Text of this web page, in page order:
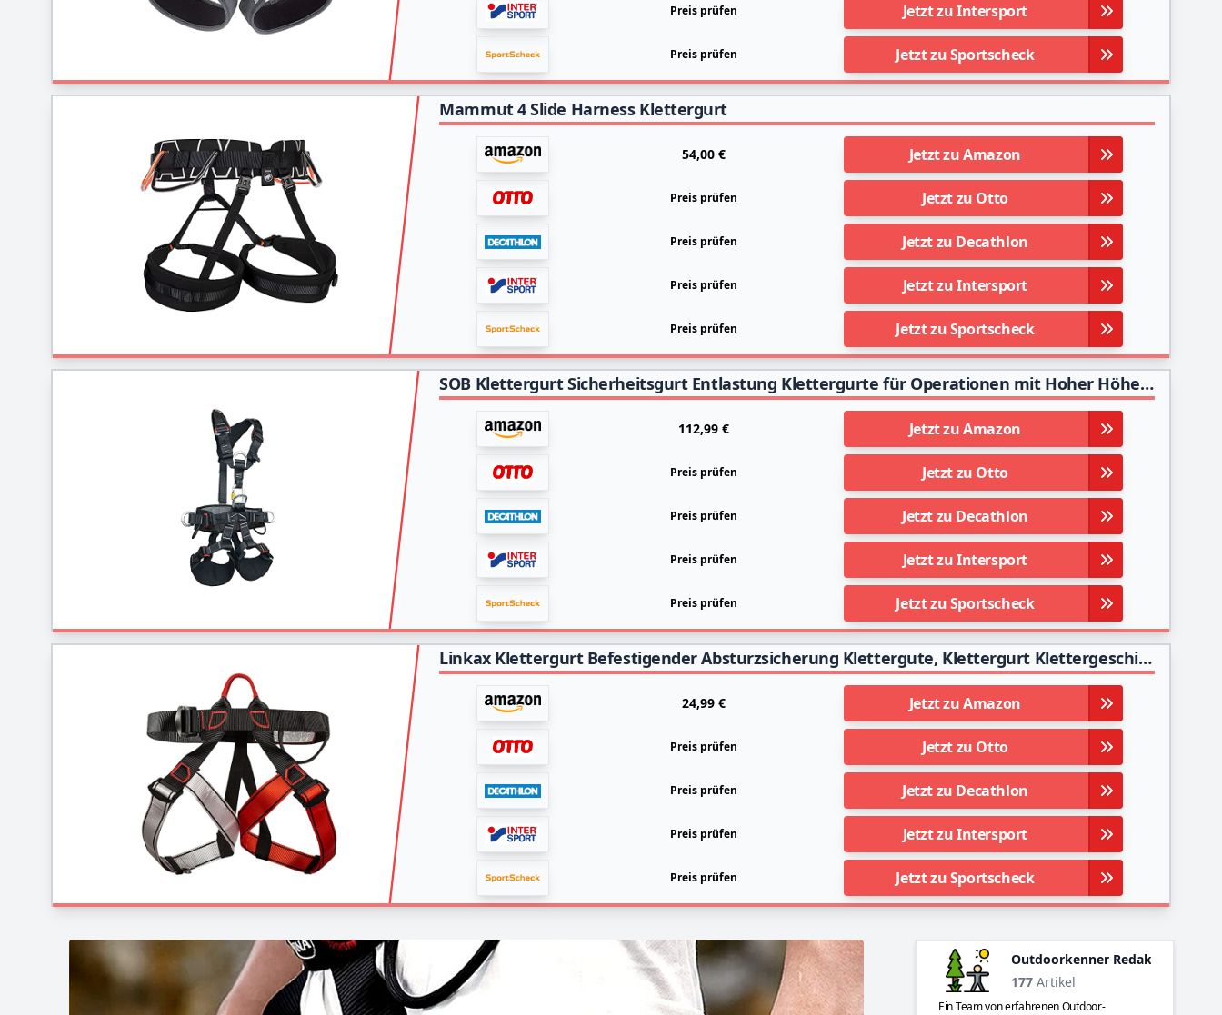
Preis prüfen Jetzt zu Intersport
Preis prüfen Jetzt zu Sportscheck
Mammut 4 Slide Harness Klettergurt
54,00 € Jetzt zu Amazon
Preis prüfen Jetzt zu Otto
Preis prüfen Jetzt zu Decathlon
Preis prüfen Jetzt zu Intersport
Preis prüfen Jetzt zu Sportscheck
SOB Klettergurt Sicherheitsgurt Entlastung Klettergurte für Operationen mit Hoher Höhe Bauarbeiter Bergsteigen Feuerrettung CE-Zertifiziert
112,99 € Jetzt zu Amazon
Preis prüfen Jetzt zu Otto
Preis prüfen Jetzt zu Decathlon
Preis prüfen Jetzt zu Intersport
Preis prüfen Jetzt zu Sportscheck
Linkax Klettergurt Befestigender Absturzsicherung Klettergute, Klettergurt Klettergeschirr Herren Breiterer Halbgurt zum Bergsteigen, Feuerrettung, Für Frauen, Männer und Kinder
24,99 € Jetzt zu Amazon
Preis prüfen Jetzt zu Otto
Preis prüfen Jetzt zu Decathlon
Preis prüfen Jetzt zu Intersport
Preis prüfen Jetzt zu Sportscheck
Outdoorkenner Redaktion
177 Artikel
Ein Team von erfahrenen Outdoor-